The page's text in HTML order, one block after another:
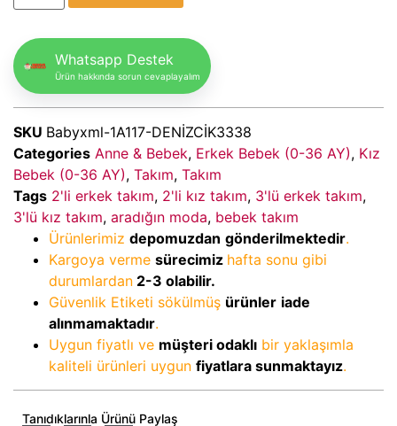
Whatsapp Destek
Ürün hakkında sorun cevaplayalım
SKU Babyxml-1A117-DENİZCİK3338
Categories Anne & Bebek, Erkek Bebek (0-36 AY), Kız
Bebek (0-36 AY), Takım, Takım
Tags 2'li erkek takım, 2'li kız takım, 3'lü erkek takım,
3'lü kız takım, aradığın moda, bebek takım
Ürünlerimiz depomuzdan gönderilmektedir.
Kargoya verme sürecimiz hafta sonu gibi
durumlardan 2-3 olabilir.
Güvenlik Etiketi sökülmüş ürünler iade
alınmamaktadır.
Uygun fiyatlı ve müşteri odaklı bir yaklaşımla
kaliteli ürünleri uygun fiyatlara sunmaktayız.
Tanıdıklarınla Ürünü Paylaş